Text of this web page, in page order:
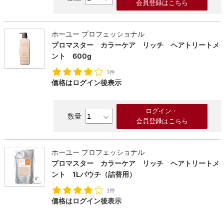
会員登録はこちら
ホーユー プロフェッショナル
プロマスター カラーケア リッチ ヘアトリートメ
ント 600g
1件
価格はログイン後表示
ログイン・
会員登録はこちら
ホーユー プロフェッショナル
プロマスター カラーケア リッチ ヘアトリートメ
ント 1Lパウチ（詰替用）
1件
価格はログイン後表示